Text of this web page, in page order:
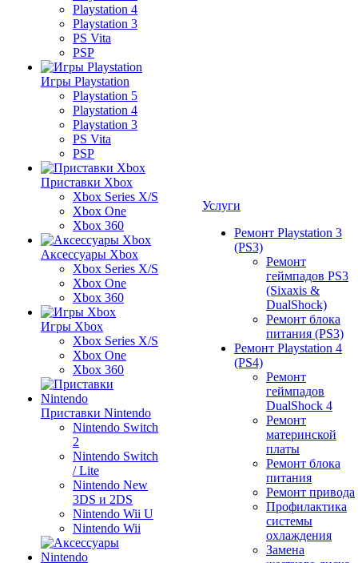
Playstation 4
Playstation 3
PS Vita
PSP
Игры Playstation
Playstation 5
Playstation 4
Playstation 3
PS Vita
PSP
Приставки Xbox
Xbox Series X/S
Xbox One
Xbox 360
Аксессуары Xbox
Xbox Series X/S
Xbox One
Xbox 360
Игры Xbox
Xbox Series X/S
Xbox One
Xbox 360
Приставки Nintendo
Nintendo Switch
2
Nintendo Switch
/ Lite
Nintendo New
3DS и 2DS
Nintendo Wii U
Nintendo Wii
Услуги
Ремонт Playstation 3
(PS3)
Ремонт
геймпадов PS3
(Sixaxis &
DualShock)
Ремонт блока
питания (PS3)
Ремонт Playstation 4
(PS4)
Ремонт
геймпадов
DualShock 4
Ремонт
материнской
платы
Ремонт блока
питания
Ремонт привода
Профилактика
системы
охлаждения
Замена